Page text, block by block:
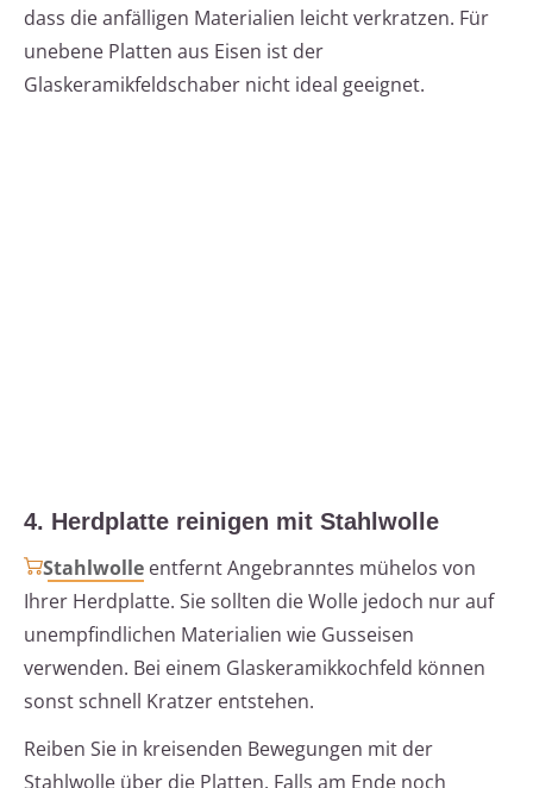
dass die anfälligen Materialien leicht verkratzen. Für
unebene Platten aus Eisen ist der
Glaskeramikfeldschaber nicht ideal geeignet.
4. Herdplatte reinigen mit Stahlwolle
Stahlwolle entfernt Angebranntes mühelos von
Ihrer Herdplatte. Sie sollten die Wolle jedoch nur auf
unempfindlichen Materialien wie Gusseisen
verwenden. Bei einem Glaskeramikkochfeld können
sonst schnell Kratzer entstehen.
Reiben Sie in kreisenden Bewegungen mit der
Stahlwolle über die Platten. Falls am Ende noch